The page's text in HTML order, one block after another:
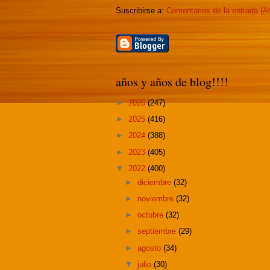
Suscribirse a: Comentarios de la entrada
años y años de blog!!!!
►2026(247)
► 2025 (416)
► 2024 (388)
► 2023 (405)
▼ 2022 (400)
►diciembre(32)
► noviembre(32)
►octubre(32)
►septiembre(29)
►agosto(34)
▼ julio(30)